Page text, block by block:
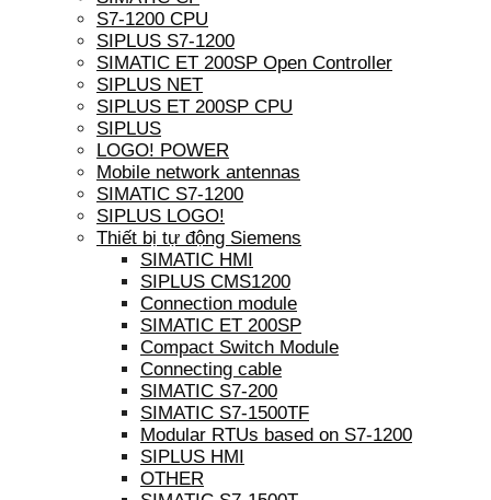
S7-1200 CPU
SIPLUS S7-1200
SIMATIC ET 200SP Open Controller
SIPLUS NET
SIPLUS ET 200SP CPU
SIPLUS
LOGO! POWER
Mobile network antennas
SIMATIC S7-1200
SIPLUS LOGO!
Thiết bị tự động Siemens
SIMATIC HMI
SIPLUS CMS1200
Connection module
SIMATIC ET 200SP
Compact Switch Module
Connecting cable
SIMATIC S7-200
SIMATIC S7-1500TF
Modular RTUs based on S7-1200
SIPLUS HMI
OTHER